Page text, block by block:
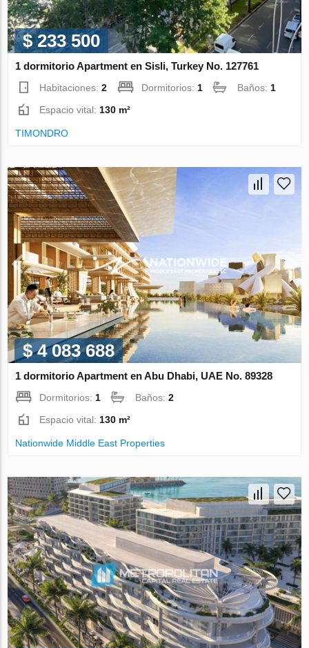
$ 233 500
1 dormitorio Apartment en Sisli, Turkey No. 127761
Habitaciones:2 Dormitorios: 1 Baños: 1
Espacio vital: 130 m²
TIMONDRO
$ 4 083 688
1 dormitorio Apartment en Abu Dhabi, UAE No. 89328
Dormitorios: 1 Baños:2
Espacio vital: 130 m²
Nationwide Middle East Properties